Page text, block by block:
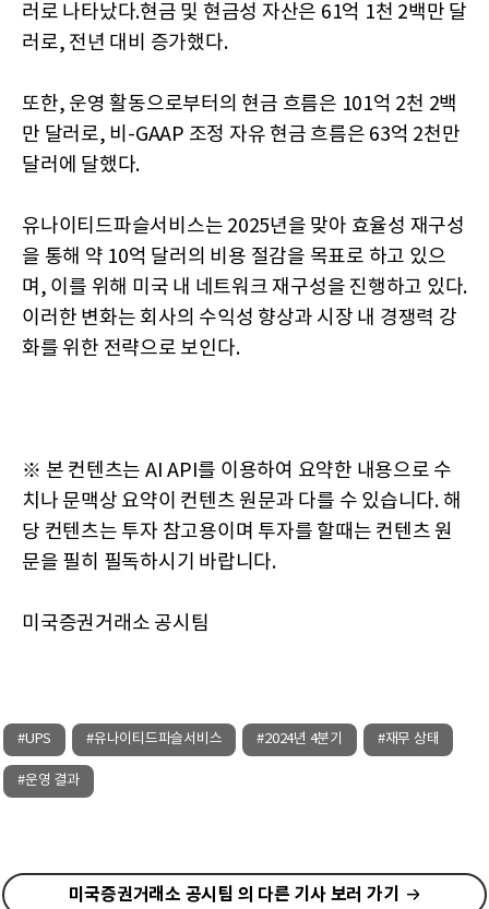
러로 나타났다.현금 및 현금성 자산은 61억 1천 2백만 달
러로, 전년 대비 증가했다.
또한, 운영 활동으로부터의 현금 흐름은 101억 2천 2백
만 달러로, 비-GAAP 조정 자유 현금 흐름은 63억 2천만
달러에 달했다.
유나이티드파슬서비스는 2025년을 맞아 효율성 재구성
을 통해 약 10억 달러의 비용 절감을 목표로 하고 있으
며, 이를 위해 미국 내 네트워크 재구성을 진행하고 있다.
이러한 변화는 회사의 수익성 향상과 시장 내 경쟁력 강
화를 위한 전략으로 보인다.
※ 본 컨텐츠는 AI API를 이용하여 요약한 내용으로 수
치나 문맥상 요약이 컨텐츠 원문과 다를 수 있습니다. 해
당 컨텐츠는 투자 참고용이며 투자를 할때는 컨텐츠 원
문을 필히 필독하시기 바랍니다.
미국증권거래소 공시팀
#UPS #유나이티드파슬서비스 #2024년 4분기 #재무 상태
#운영 결과
미국증권거래소 공시팀 의 다른 기사 보러 가기